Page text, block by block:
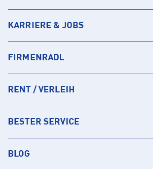
KARRIERE & JOBS
FIRMENRADL
RENT / VERLEIH
BESTER SERVICE
BLOG